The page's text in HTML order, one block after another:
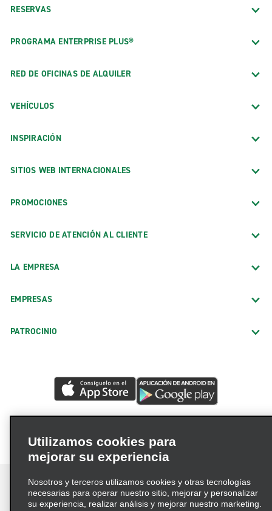
Oficinas de ciudad
Ada
Ardmore
Chickasha
Claremore
Edmond S. Broadway
McAlester
Oklahoma City E. I-240 Service Rd.
Oklahoma City S. Meridian Ave.
Oklahoma City, Northwest Expy.
RESERVAS
PROGRAMA ENTERPRISE PLUS®
RED DE OFICINAS DE ALQUILER
VEHÍCULOS
INSPIRACIÓN
SITIOS WEB INTERNACIONALES
PROMOCIONES
SERVICIO DE ATENCIÓN AL CLIENTE
LA EMPRESA
EMPRESAS
PATROCINIO
Utilizamos cookies para
mejorar su experiencia
Nosotros y terceros utilizamos cookies y otras tecnologías
necesarias para operar nuestro sitio, mejorar y personalizar
su experiencia, realizar análisis y mejorar nuestro marketing.